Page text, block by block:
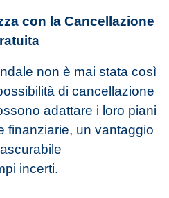
con la Cancellazione
non è mai stata così
di cancellazione
adattare i loro piani
finanziarie, un vantaggio
incerti.